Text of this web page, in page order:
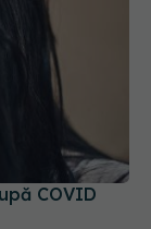
COVID